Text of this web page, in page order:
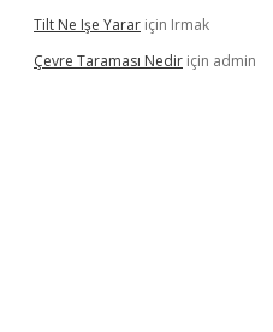
Tilt Ne Işe Yarar için Irmak
Çevre Taraması Nedir için admin